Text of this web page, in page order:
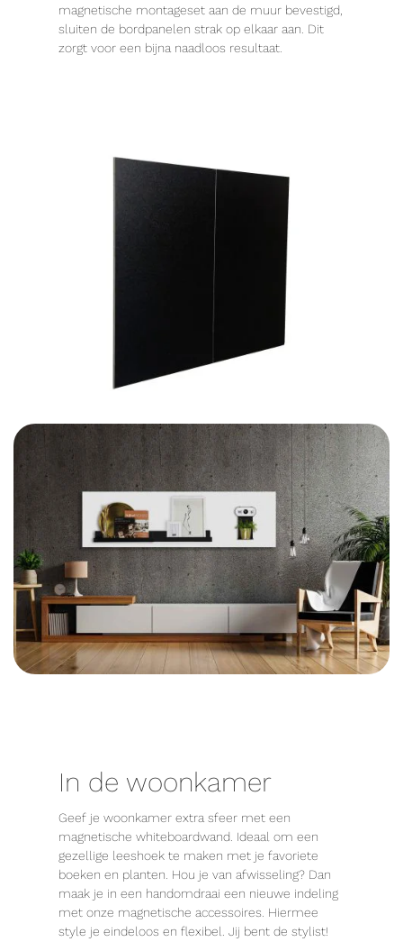
magnetische montageset aan de muur bevestigd,
sluiten de bordpanelen strak op elkaar aan. Dit
zorgt voor een bijna naadloos resultaat.
In de woonkamer
Geef je woonkamer extra sfeer met een
magnetische whiteboardwand. Ideaal om een
gezellige leeshoek te maken met je favoriete
boeken en planten. Hou je van afwisseling? Dan
maak je in een handomdraai een nieuwe indeling
met onze magnetische accessoires. Hiermee
style je eindeloos en flexibel. Jij bent de stylist!